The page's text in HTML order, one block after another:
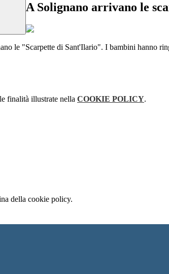
A Solignano arrivano le
le "Scarpette di Sant'Ilario". I bambini hanno
finalità illustrate nella COOKIE POLICY.
della cookie policy.